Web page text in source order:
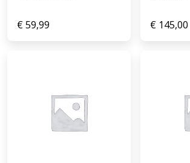
€59,99 € 145,00